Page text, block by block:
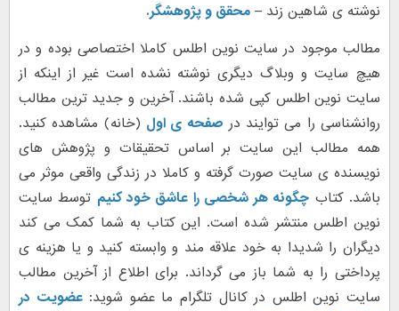
نوشته ی شاهین زند – محقق و پژوهشگر.
مطالب موجود در سایت نوین اطلس کاملا اختصاصی بوده و در
هیچ سایت و وبلاگ دیگری نوشته نشده است غیر از اینکه از
سایت نوین اطلس کپی شده باشند. آخرین و جدید ترین مطالب
روانشناسی را می توایند در صفحه ی اول (خانه) مشاهده کنید.
همه مطالب این سایت بر اساس تحقیقات و پژوهش های
نویسنده ی سایت صورت گرفته و کاملا در زندگی واقعی موثر می
باشد. کتاب چگونه هر شخصی را عاشق خود کنیم توسط سایت
نوین اطلس منتشر شده است. این کتاب به شما کمک می کند
دیگران را شدیدا به خود علاقه مند و وابسته کنید و یا هزینه ی
پرداختی را به شما باز می گرداند. برای اطلاع از آخرین مطالب
سایت نوین اطلس در کانال تلگرام ما عضو شوید:عضویت در